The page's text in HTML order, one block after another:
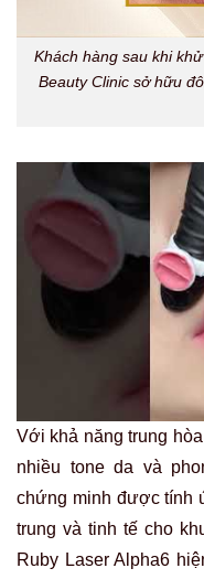
Khách hàng sau khi
Beauty Clinic sở hữu
Với khả năng trung
nhiều tone da và
chứng minh được tính
trung và tinh tế cho
Ruby Laser Alpha6